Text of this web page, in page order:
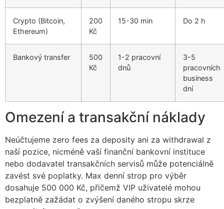
panel
panel
panel
panel
panel
panel
panel
Crypto (Bitcoin,
Ethereum)
200
Kč
15-30 min Do 2 h
Bankový transfer
500
Kč
1-2 pracovní
dnů
3-5
pracovních
business
dní
Omezení a transakční náklady
Neúčtujeme zero fees za deposity ani za withdrawal z
naší pozice, nicméně vaší finanční bankovní instituce
nebo dodavatel transakčních servisů může potenciálně
zavést své poplatky. Max denní strop pro výběr
dosahuje 500 000 Kč, přičemž VIP uživatelé mohou
bezplatně zažádat o zvýšení daného stropu skrze